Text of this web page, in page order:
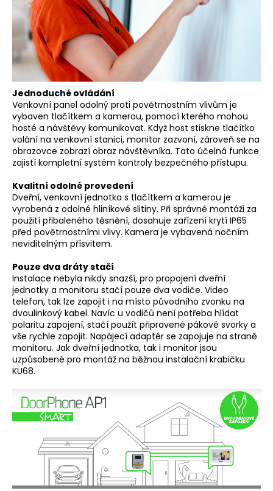
Jednoduché ovládání
Venkovní panel odolný proti povětrnostním vlivům je
vybaven tlačítkem a kamerou, pomocí kterého mohou
hosté a návštěvy komunikovat. Když host stiskne tlačítko
volání na venkovní stanici, monitor zazvoní, zároveň se na
obrazovce zobrazí obraz návštěvníka. Tato účelná funkce
zajistí kompletní systém kontroly bezpečného přístupu.
Kvalitní odolné provedení
Dveřní, venkovní jednotka s tlačítkem a kamerou je
vyrobená z odolné hliníkové slitiny. Při správné montáži za
použití přibaleného těsnění, dosahuje zařízení krytí IP65
před povětrnostními vlivy. Kamera je vybavená nočním
neviditelným přísvitem.
Pouze dva dráty stačí
Instalace nebyla nikdy snazší, pro propojení dveřní
jednotky a monitoru stačí pouze dva vodiče. Video
telefon, tak lze zapojit i na místo původního zvonku na
dvoulinkový kabel. Navíc u vodičů není potřeba hlídat
polaritu zapojení, stačí použít připravené pákové svorky a
vše rychle zapojit. Napájecí adaptér se zapojuje na straně
monitoru. Jak dveřní jednotka, tak i monitor jsou
uzpůsobené pro montáž na běžnou instalační krabičku
KU68.